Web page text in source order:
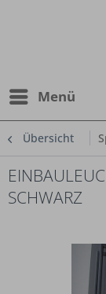
Menü
Übersicht
SCHWARZ